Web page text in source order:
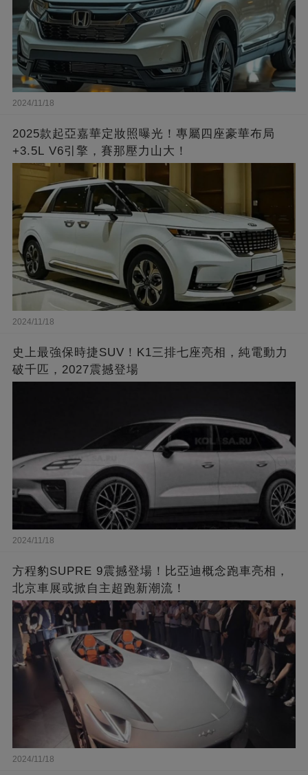
2024/11/18
2025款起亞嘉華定妝照曝光！專屬四座豪華布局
+3.5L V6引擎，賽那壓力山大！
2024/11/18
史上最強保時捷SUV！K1三排七座亮相，純電動力
破千匹，2027震撼登場
2024/11/18
方程豹SUPRE 9震撼登場！比亞迪概念跑車亮相，
北京車展或掀自主超跑新潮流！
2024/11/18